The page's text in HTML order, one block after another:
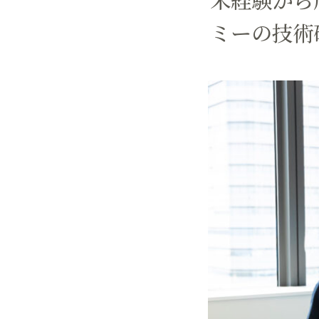
ミーの技